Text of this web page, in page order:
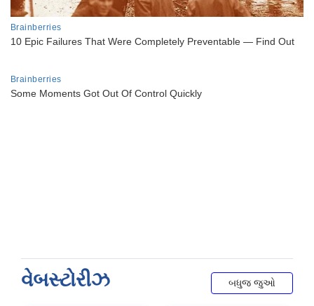
વેબસ્ટોરીઝ બધુજ જુઓ